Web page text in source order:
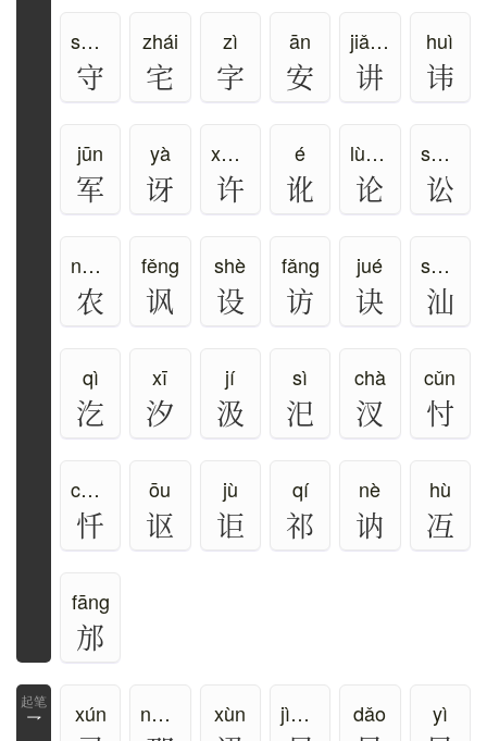
shǒu
守
zhái
宅
zì
字
ān
安
jiǎng
讲
huì
讳
jūn
军
yà
讶
xǔ、hǔ
许
é
讹
lùn、lún
论
sòng
讼
nóng
农
fěng
讽
shè
设
fǎng
访
jué
诀
shàn
汕
qì
汔
xī
汐
jí
汲
sì
汜
chà
汊
cǔn
忖
chàn
忏
ōu
讴
jù
讵
qí
祁
nè
讷
hù
冱
fāng
邡
乛 xún nà、nǎ、nèi、nā xùn jìn、jǐn dǎo yì